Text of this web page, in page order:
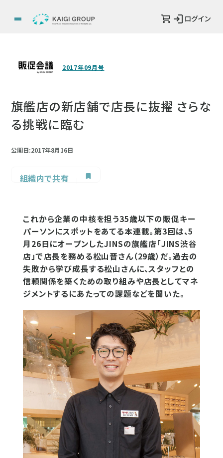
ログイン
2017年09月号
旗艦店の新店舗で店長に抜擢 さらな
る挑戦に臨む
公開日:2017年8月16日
組織内で共有
これから企業の中核を担う35歳以下の販促キー
パーソンにスポットをあてる本連載。第3回は、5
月26日にオープンしたJINSの旗艦店「JINS渋谷
店」で店長を務める松山晋さん（29歳）だ。過去の
失敗から学び成長する松山さんに、スタッフとの
信頼関係を築くための取り組みや店長としてマネ
ジメントするにあたっての課題などを聞いた。